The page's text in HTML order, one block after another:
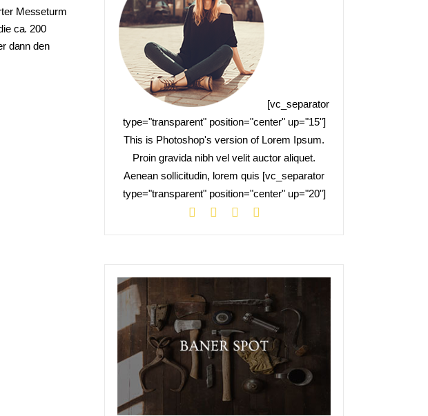
Messeturm
ca. 200
dann den
[vc_separator
type="transparent" position="center" up="15"]
This is Photoshop's version of Lorem Ipsum.
Proin gravida nibh vel velit auctor aliquet.
Aenean sollicitudin, lorem quis [vc_separator
type="transparent" position="center" up="20"]